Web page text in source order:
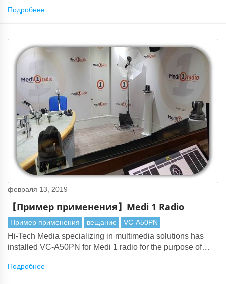
баскетбольном поле.
Подробнее
февраля 13, 2019
【Пример применения】Medi 1 Radio
Пример применения вещание VC-A50PN
Hi-Tech Media specializing in multimedia solutions has
installed VC-A50PN for Medi 1 radio for the purpose of
Подробнее